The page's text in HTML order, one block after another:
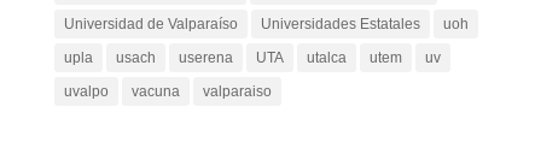
Universidad de Valparaíso
Universidades Estatales
uoh
upla
usach userena UTA utalca utem
uv
uvalpo
vacuna valparaiso